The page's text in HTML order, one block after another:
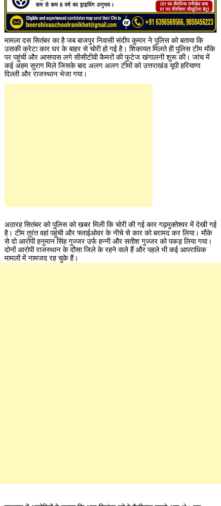
मामला दस सितंबर का है जब बाजपुर निवासी संदीप कुमार ने पुलिस को बताया कि
उसकी क्रेटा कार घर के बाहर से चोरी हो गई है। शिकायत मिलते ही पुलिस टीम मौके
पर पहुंची और आसपास लगे सीसीटीवी कैमरों की फुटेज खंगालनी शुरू की। जांच में
कई अहम सुराग मिले जिसके बाद अलग अलग टीमों को उत्तराखंड यूपी हरियाणा
दिल्ली और राजस्थान भेजा गया।
अठारह सितंबर को पुलिस को खबर मिली कि चोरी की गई कार गढ़मुक्तेश्वर में देखी गई
है। टीम तुरंत वहां पहुंची और फ्लाईओवर के नीचे से कार को बरामद कर लिया। मौके
से दो आरोपी हनुमान सिंह गुज्जर उर्फ हन्नी और सतीश गुज्जर को पकड़ लिया गया।
दोनों आरोपी राजस्थान के दौसा जिले के रहने वाले हैं और पहले भी कई आपराधिक
मामलों में नामजद रह चुके हैं।